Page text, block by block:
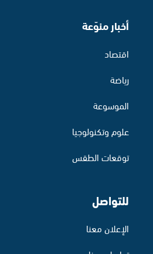
أخبار منوّعة
اقتصاد
رياضة
الموسوعة
علوم وتكنولوجيا
توقعات الطقس
للتواصل
الإعلان معنا